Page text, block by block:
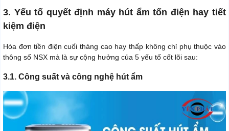
3. Yếu tố quyết định máy hút ẩm tốn điện hay tiết
kiệm điện
Hóa đơn tiền điện cuối tháng cao hay thấp không chỉ phụ thuộc vào
thông số NSX mà là sự cộng hưởng của 5 yếu tố cốt lõi sau:
3.1. Công suất và công nghệ hút ẩm